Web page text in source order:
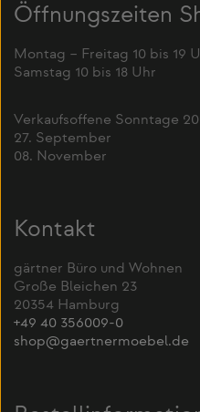
Öffnungszeiten
Montag – Freitag 10 bis 19
Samstag 10 bis 18 Uhr
Verkaufsoffene Sonntage
27. September
08. November
Kontakt
gärtner Büro und Wohnen
Große Bleichen 23
20354 Hamburg
+49 40 356009-0
shop@gaertnermoebel.de